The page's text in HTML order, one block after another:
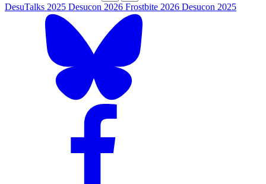
DesuTalks 2025 Desucon 2026 Frostbite 2026 Desucon 2025